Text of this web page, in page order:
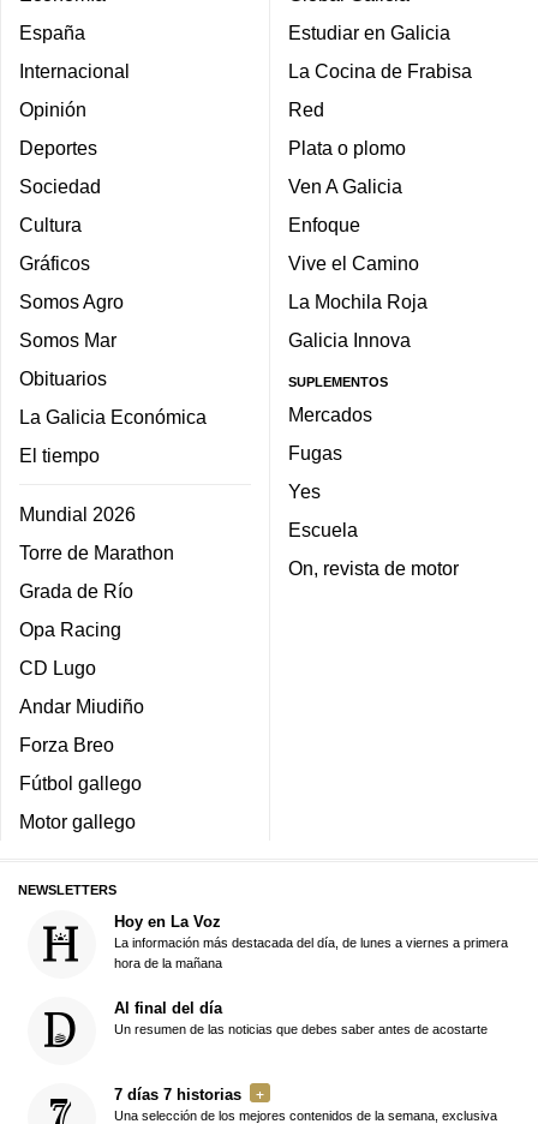
España
Internacional
Opinión
Deportes
Sociedad
Cultura
Gráficos
Somos Agro
Somos Mar
Obituarios
La Galicia Económica
El tiempo
Mundial 2026
Torre de Marathon
Grada de Río
Opa Racing
CD Lugo
Andar Miudiño
Forza Breo
Fútbol gallego
Motor gallego
Estudiar en Galicia
La Cocina de Frabisa
Red
Plata o plomo
Ven A Galicia
Enfoque
Vive el Camino
La Mochila Roja
Galicia Innova
SUPLEMENTOS
Mercados
Fugas
Yes
Escuela
On, revista de motor
NEWSLETTERS
Hoy en La Voz
La información más destacada del día, de lunes a viernes a primera
hora de la mañana
Al final del día
Un resumen de las noticias que debes saber antes de acostarte
7 días 7 historias
Una selección de los mejores contenidos de la semana, exclusiva